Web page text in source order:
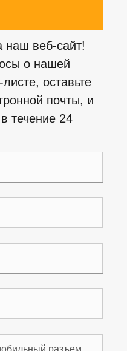
наш веб-сайт!
о нашей
оставьте
почты, и
течение 24